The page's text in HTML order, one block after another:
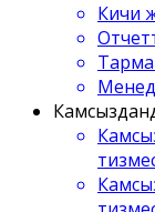
Кичи